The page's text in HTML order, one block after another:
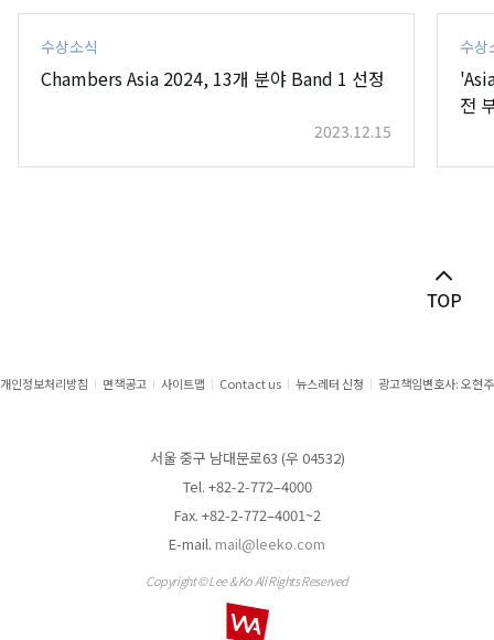
수상소식
Chambers Asia 2024, 13개 분야 Band 1 선정
2023.12.15
수상
전
개인정보처리방침 면책공고 사이트맵 Contact us 뉴스레터 신청 광고책임변호사: 오현주
서울 중구 남대문로63 (우 04532)
Tel. +82-2-772–4000
Fax. +82-2-772–4001~2
E-mail. mail@leeko.com
Copyright © Lee & Ko All Rights Reserved